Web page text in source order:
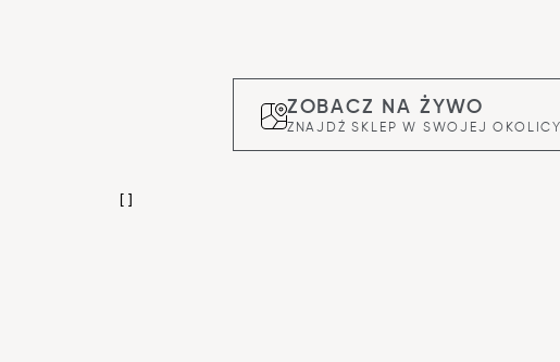
ZOBACZ NA ŻYWO
ZNAJDŹ SKLEP W SWOJEJ OKOLICY